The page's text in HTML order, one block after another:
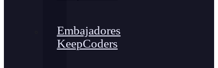
Embajadores
KeepCoders